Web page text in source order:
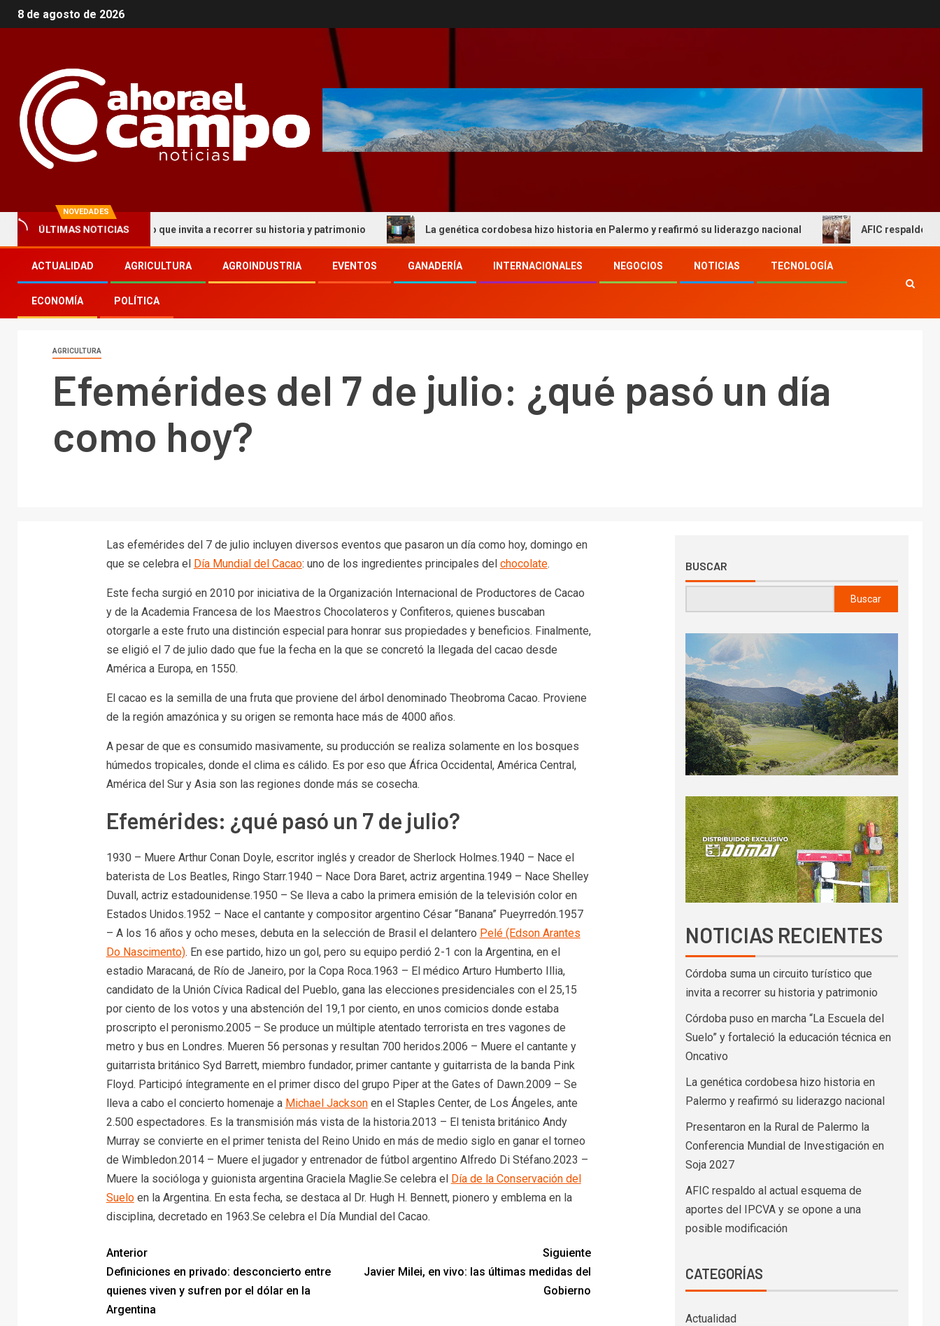
8 de agosto de 2026
NOVEDADES
ÚLTIMAS NOTICIAS
un circuito turístico que invita a recorrer su historia y patrimonio La genética cordobesa hizo historia en Palermo y reafirmó su liderazgo nacional AFIC respaldo al actual
ACTUALIDAD AGRICULTURA AGROINDUSTRIA EVENTOS GANADERÍA INTERNACIONALES NEGOCIOS NOTICIAS TECNOLOGÍA
ECONOMÍA POLÍTICA
AGRICULTURA
Efemérides del 7 de julio: ¿qué pasó un día
como hoy?
Las efemérides del 7 de julio incluyen diversos eventos que pasaron un día como hoy, domingo en
que se celebra el Día Mundial del Cacao: uno de los ingredientes principales del chocolate.
Este fecha surgió en 2010 por iniciativa de la Organización Internacional de Productores de Cacao
y de la Academia Francesa de los Maestros Chocolateros y Confiteros, quienes buscaban
otorgarle a este fruto una distinción especial para honrar sus propiedades y beneficios. Finalmente,
se eligió el 7 de julio dado que fue la fecha en la que se concretó la llegada del cacao desde
América a Europa, en 1550.
El cacao es la semilla de una fruta que proviene del árbol denominado Theobroma Cacao. Proviene
de la región amazónica y su origen se remonta hace más de 4000 años.
A pesar de que es consumido masivamente, su producción se realiza solamente en los bosques
húmedos tropicales, donde el clima es cálido. Es por eso que África Occidental, América Central,
América del Sur y Asia son las regiones donde más se cosecha.
Efemérides: ¿qué pasó un 7 de julio?
1930 – Muere Arthur Conan Doyle, escritor inglés y creador de Sherlock Holmes.1940 – Nace el
baterista de Los Beatles, Ringo Starr.1940 – Nace Dora Baret, actriz argentina.1949 – Nace Shelley
Duvall, actriz estadounidense.1950 – Se lleva a cabo la primera emisión de la televisión color en
Estados Unidos.1952 – Nace el cantante y compositor argentino César “Banana” Pueyrredón.1957
– A los 16 años y ocho meses, debuta en la selección de Brasil el delantero Pelé (Edson Arantes
Do Nascimento). En ese partido, hizo un gol, pero su equipo perdió 2-1 con la Argentina, en el
estadio Maracaná, de Río de Janeiro, por la Copa Roca.1963 – El médico Arturo Humberto Illia,
candidato de la Unión Cívica Radical del Pueblo, gana las elecciones presidenciales con el 25,15
por ciento de los votos y una abstención del 19,1 por ciento, en unos comicios donde estaba
proscripto el peronismo.2005 – Se produce un múltiple atentado terrorista en tres vagones de
metro y bus en Londres. Mueren 56 personas y resultan 700 heridos.2006 – Muere el cantante y
guitarrista británico Syd Barrett, miembro fundador, primer cantante y guitarrista de la banda Pink
Floyd. Participó íntegramente en el primer disco del grupo Piper at the Gates of Dawn.2009 – Se
lleva a cabo el concierto homenaje a Michael Jacksonen el Staples Center, de Los Ángeles, ante
2.500 espectadores. Es la transmisión más vista de la historia.2013 – El tenista británico Andy
Murray se convierte en el primer tenista del Reino Unido en más de medio siglo en ganar el torneo
de Wimbledon.2014 – Muere el jugador y entrenador de fútbol argentino Alfredo Di Stéfano.2023 –
Muere la socióloga y guionista argentina Graciela Maglie.Se celebra el Día de la Conservación del
Sueloen la Argentina. En esta fecha, se destaca al Dr. Hugh H. Bennett, pionero y emblema en la
disciplina, decretado en 1963.Se celebra el Día Mundial del Cacao.
Anterior
Definiciones en privado: desconcierto entre
quienes viven y sufren por el dólar en la
Argentina
Siguiente
Javier Milei, en vivo: las últimas medidas del
Gobierno
BUSCAR
Buscar
NOTICIAS RECIENTES
Córdoba suma un circuito turístico que
invita a recorrer su historia y patrimonio
Córdoba puso en marcha “La Escuela del
Suelo” y fortaleció la educación técnica en
Oncativo
La genética cordobesa hizo historia en
Palermo y reafirmó su liderazgo nacional
Presentaron en la Rural de Palermo la
Conferencia Mundial de Investigación en
Soja 2027
AFIC respaldo al actual esquema de
aportes del IPCVA y se opone a una
posible modificación
CATEGORÍAS
Actualidad